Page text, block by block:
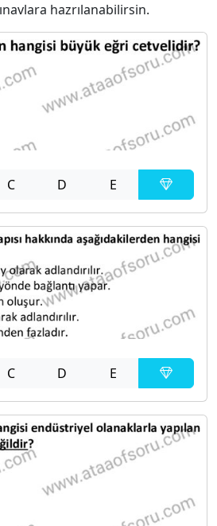
hazrılanabilirsin.
C D E
C D E